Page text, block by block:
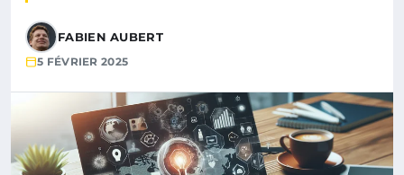
FABIEN AUBERT
5 FÉVRIER 2025